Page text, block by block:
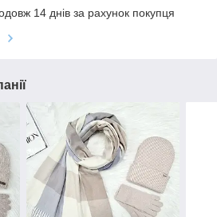
14 днів за рахунок покупця